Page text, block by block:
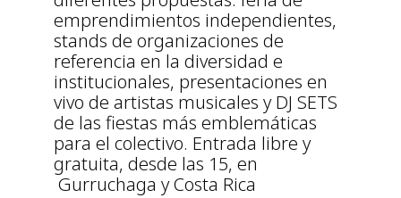
emprendimientos independientes,
stands de organizaciones de
referencia en la diversidad e
institucionales, presentaciones en
vivo de artistas musicales y DJ SETS
de las fiestas más emblemáticas
para el colectivo. Entrada libre y
gratuita, desde las 15, en
Gurruchaga y Costa Rica